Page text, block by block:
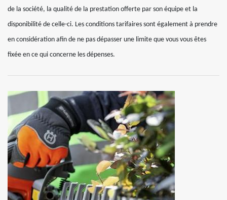
de la société, la qualité de la prestation offerte par son équipe et la
disponibilité de celle-ci. Les conditions tarifaires sont également à prendre
en considération afin de ne pas dépasser une limite que vous vous êtes
fixée en ce qui concerne les dépenses.